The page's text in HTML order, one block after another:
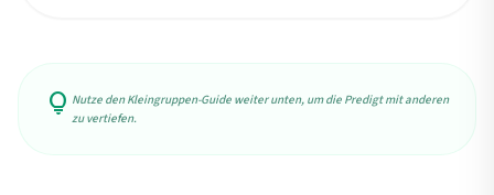
lightbulb Nutze den Kleingruppen-Guide weiter unten, um die Predigt mit anderen
zu vertiefen.